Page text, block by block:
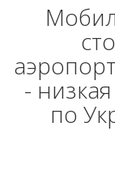
-
по